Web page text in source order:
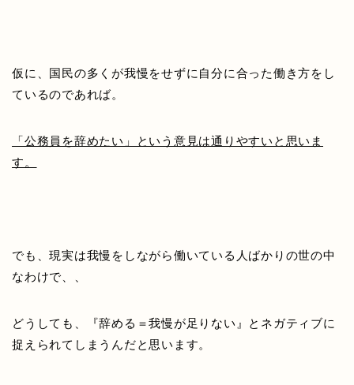
仮に、国民の多くが我慢をせずに自分に合った働き方をし
ているのであれば。
「公務員を辞めたい」という意見は通りやすいと思いま
す。
でも、現実は我慢をしながら働いている人ばかりの世の中
なわけで、、
どうしても、『辞める＝我慢が足りない』とネガティブに
捉えられてしまうんだと思います。